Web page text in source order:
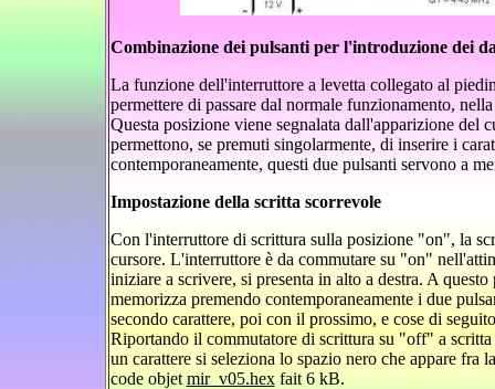
Combinazione dei pulsanti per l'introduzione dei
La funzione dell'interruttore a levetta collegato al
permettere di passare dal normale funzionamento,
Questa posizione viene segnalata dall'apparizione del
permettono, se premuti singolarmente, di inserire i
contemporaneamente, questi due pulsanti servono a
Impostazione della scritta scorrevole
Con l'interruttore di scrittura sulla posizione "on", la
cursore. L'interruttore è da commutare su "on"
iniziare a scrivere, si presenta in alto a destra. A
memorizza premendo contemporaneamente i due
secondo carattere, poi con il prossimo, e cose di
Riportando il commutatore di scrittura su "off" a scritta
un carattere si seleziona lo spazio nero che appare fra
code objet mir_v05.hexfait 6 kB.